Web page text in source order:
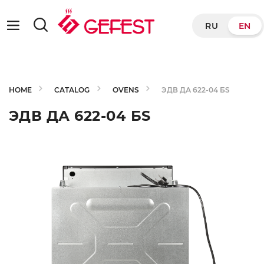
RU EN
HOME CATALOG OVENS ЭДВ ДА 622-04 БS
ЭДВ ДА 622-04 БS